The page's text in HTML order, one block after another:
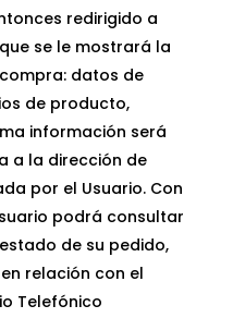
redirigido a
se le mostrará la
datos de
de producto,
información será
a la dirección de
por el Usuario. Con
podrá consultar
de su pedido,
relación con el
Telefónico